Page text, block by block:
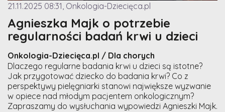
21.11.2025 08:31, Onkologia-Dziecięca.pl
Agnieszka Majk o potrzebie
regularności badań krwi u dzieci
Onkologia-Dziecięca.pl / Dla chorych
Dlaczego regularne badania krwi u dzieci są istotne?
Jak przygotować dziecko do badania krwi? Co z
perspektywy pielęgniarki stanowi największe wyzwanie
w opiece nad młodym pacjentem onkologicznym?
Zapraszamy do wysłuchania wypowiedzi Agnieszki Majk.